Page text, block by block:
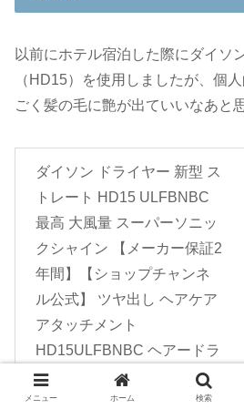
以前にホテル宿泊した際にダイソ
（HD15）を使用しましたが、個
ごく髪の毛に艶が出ていいなあと
ダイソン ドライヤー 新型 ス
トレート HD15 ULFBNBC
最高 大風量 スーパーソニッ
クシャイン 【メーカー保証2
年間】【ショップチャンネ
ル公式】 ツヤ出し ヘアケア
アタッチメント
HD15ULFBNBC ヘアードラ
イヤー
メニュー ホーム 検索